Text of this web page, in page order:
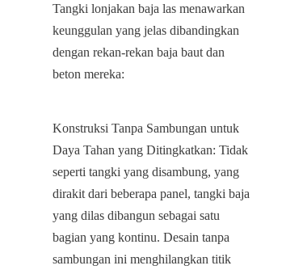
Tangki lonjakan baja las menawarkan
keunggulan yang jelas dibandingkan
dengan rekan-rekan baja baut dan
beton mereka:
Konstruksi Tanpa Sambungan untuk
Daya Tahan yang Ditingkatkan: Tidak
seperti tangki yang disambung, yang
dirakit dari beberapa panel, tangki baja
yang dilas dibangun sebagai satu
bagian yang kontinu. Desain tanpa
sambungan ini menghilangkan titik